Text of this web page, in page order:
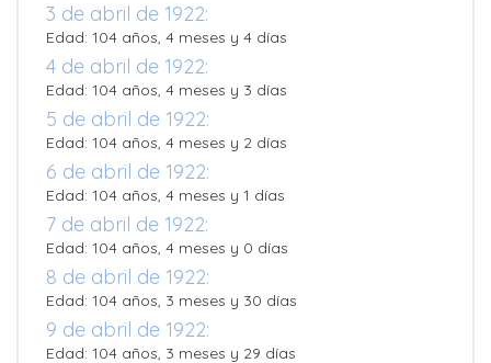
3 de abril de 1922:
Edad: 104 años, 4 meses y 4 días
4 de abril de 1922:
Edad: 104 años, 4 meses y 3 días
5 de abril de 1922:
Edad: 104 años, 4 meses y 2 días
6 de abril de 1922:
Edad: 104 años, 4 meses y 1 días
7 de abril de 1922:
Edad: 104 años, 4 meses y 0 días
8 de abril de 1922:
Edad: 104 años, 3 meses y 30 días
9 de abril de 1922:
Edad: 104 años, 3 meses y 29 días